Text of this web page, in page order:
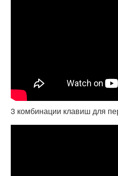
3 комбинации клавиш для